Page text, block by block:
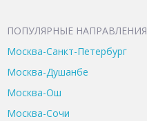
ПОПУЛЯРНЫЕ НАПРАВЛЕНИЯ
Москва-Санкт-Петербург
Москва-Душанбе
Москва-Ош
Москва-Сочи